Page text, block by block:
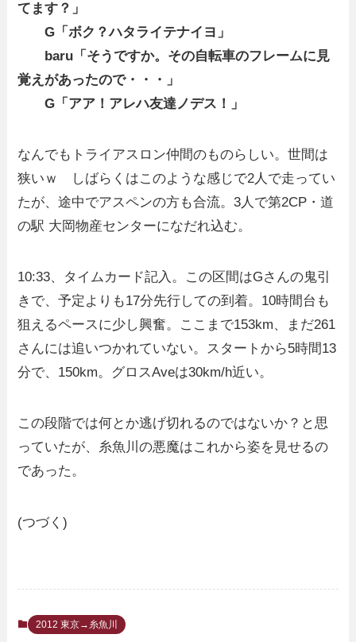
てます？」
G「ボク？ハタライテナイヨ」
baru「そうですか。その自転車のフレームに見
覚えがあったので・・・」
G「アア！アレハ友達ノデス！」
なんでもトライアスロン仲間のものらしい。世間は
狭いｗ しばらくはこのような感じで2人で走ってい
たが、途中でアスペンの方も合流。3人で第2CP・道
の駅 大岡物産センターになだれ込む。
10:33、タイムカード記入。この区間はGさんの鬼引
きで、予定よりも17分先行しての到着。10時間台も
狙えるペースに少し興奮。ここまで153km、まだ261
さんには追いつかれていない。スタートから5時間13
分で、150km。グロスAveは30km/h近い。
この段階では何とか逃げ切れるのではないか？と思
っていたが、糸魚川の悪魔はこれから姿を見せるの
であった。
(つづく)
2012 東京→糸魚川